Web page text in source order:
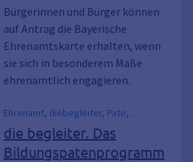
Bürgerinnen und Bürger können
auf Antrag die Bayerische
Ehrenamtskarte erhalten, wenn
sie sich in besonderem Maße
ehrenamtlich engagieren.
Ehrenamt, diebegleiter, Pate,
Bildungspatenschaft, Bildungspate,
Kinder- und Jugendliche, Bildung, Schule
die begleiter. Das
Bildungspatenprogramm